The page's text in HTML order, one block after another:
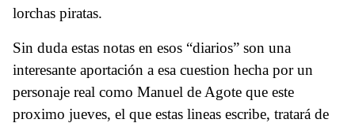
lorchas piratas.
Sin duda estas notas en esos “diarios” son una
interesante aportación a esa cuestion hecha por un
personaje real como Manuel de Agote que este
proximo jueves, el que estas lineas escribe, tratará de